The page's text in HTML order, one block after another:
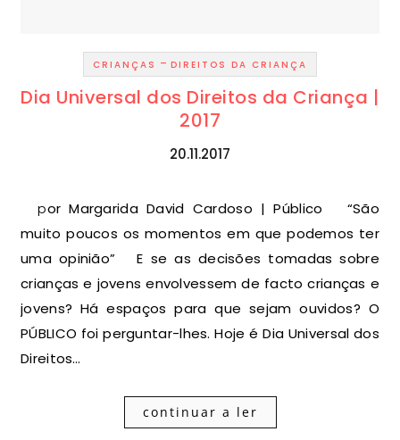
CRIANÇAS - DIREITOS DA CRIANÇA
Dia Universal dos Direitos da Criança |
2017
20.11.2017
por Margarida David Cardoso | Público “São
muito poucos os momentos em que podemos ter
uma opinião” E se as decisões tomadas sobre
crianças e jovens envolvessem de facto crianças e
jovens? Há espaços para que sejam ouvidos? O
PÚBLICO foi perguntar-lhes. Hoje é Dia Universal dos
Direitos…
continuar a ler